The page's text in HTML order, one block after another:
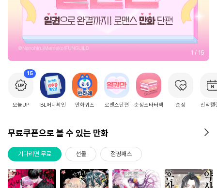
2 / 15
15
오늘UP BL머니확인 만화퀴즈 로맨스단편 순정스타터팩 순정 신작캘
무료쿠폰으로 볼 수 있는 만화
기다리면 무료 선물 점핑패스